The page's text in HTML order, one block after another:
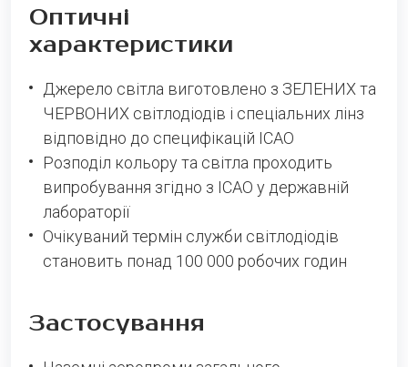
Оптичні
характеристики
Джерело світла виготовлено з ЗЕЛЕНИХ та
ЧЕРВОНИХ світлодіодів і спеціальних лінз
відповідно до специфікацій ICAO
Розподіл кольору та світла проходить
випробування згідно з ICAO у державній
лабораторії
Очікуваний термін служби світлодіодів
становить понад 100 000 робочих годин
Застосування